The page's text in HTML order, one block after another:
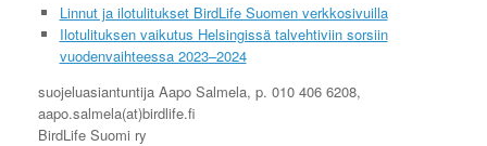
Linnut ja ilotulitukset BirdLife Suomen verkkosivuilla
Ilotulituksen vaikutus Helsingissä talvehtiviin sorsiin
vuodenvaihteessa 2023–2024
suojeluasiantuntija Aapo Salmela, p. 010 406 6208,
aapo.salmela(at)birdlife.fi
BirdLife Suomi ry